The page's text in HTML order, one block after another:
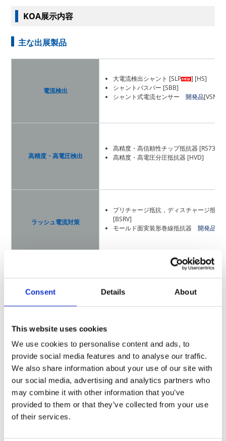
Consent Details About
This website uses cookies
We use cookies to personalise content and ads, to
provide social media features and to analyse our traffic.
We also share information about your use of our site with
our social media, advertising and analytics partners who
may combine it with other information that you’ve
provided to them or that they’ve collected from your use
of their services.
KOA展示内容
主な出展製品
電流検出
大電流検出シャント [SLP
] [HS]
シャントバスバー [SBB]
シャント式電流センサー開発品[VSM]
高精度・高電圧検出
高精度・高信頼性チップ抵抗器 [RS73
高精度・高電圧分圧抵抗器 [HVD]
ラッシュ電流対策
プリチャージ抵抗，ディスチャージ抵抗
[BSRV]
モールド面実装形巻線抵抗器開発品
温度センシング
白金薄膜温度センサ
Booth Map